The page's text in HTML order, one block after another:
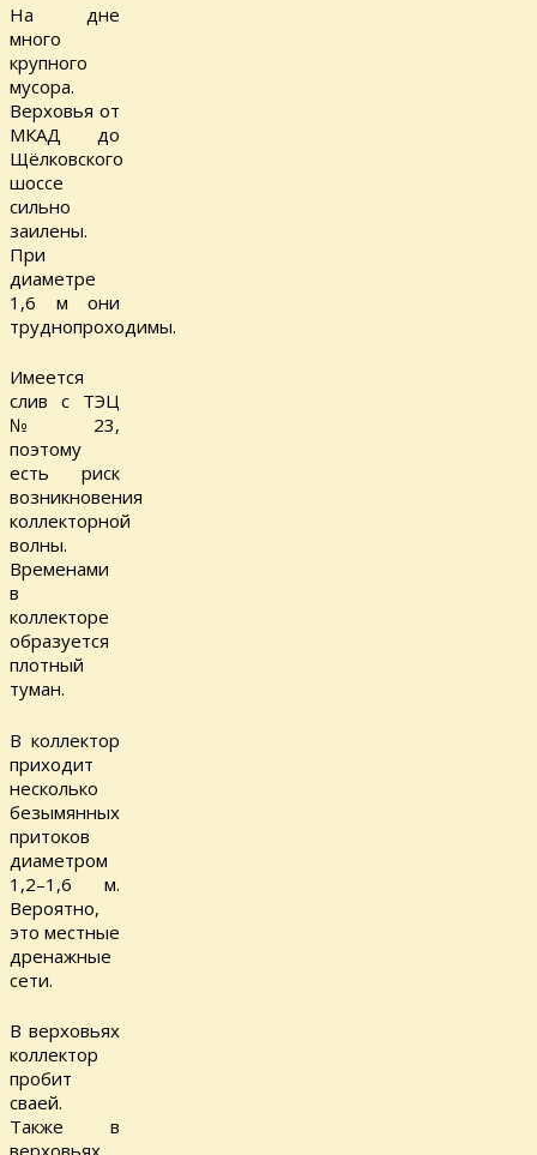
На дне
много
крупного
мусора.
Верховья от
МКАД до
Щёлковского
шоссе
сильно
заилены.
При
диаметре
1,6 м они
труднопроходимы.
Имеется
слив с ТЭЦ
№23,
поэтому
есть риск
возникновения
коллекторной
волны.
Временами
в
коллекторе
образуется
плотный
туман.
В коллектор
приходит
несколько
безымянных
притоков
диаметром
1,2–1,6 м.
Вероятно,
это местные
дренажные
сети.
В верховьях
коллектор
пробит
сваей.
Также в